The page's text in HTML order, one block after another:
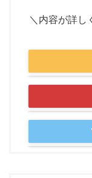
＼内容が詳し